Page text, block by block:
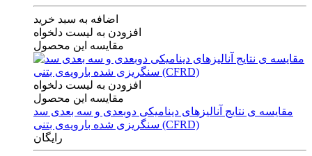
اضافه به سبد خرید
افزودن به لیست دلخواه
مقایسه این محصول
افزودن به لیست دلخواه
مقایسه این محصول
مقایسه ی‌ نتایج آنالیزهای‌ دینامیکی‌ دوبعدی‌ و‌ سه بعدی‌ سد
سنگریزی‌ شده با‌رویه‌ی‌ بتنی‌ (CFRD)
رایگان